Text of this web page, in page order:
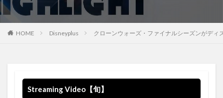
the world according to jeff goldblum
Who I Am
WandaVision
WANNA BE
WANNA BE 収録されている
WarnerMedia
WalkingSteadiness
Who-ya Extended VIVID VICE
Windouws 空間オーディオ
HOME Disneyplus クローンウォーズ・ファイナルシーズンがデ
Streaming Video【旬】